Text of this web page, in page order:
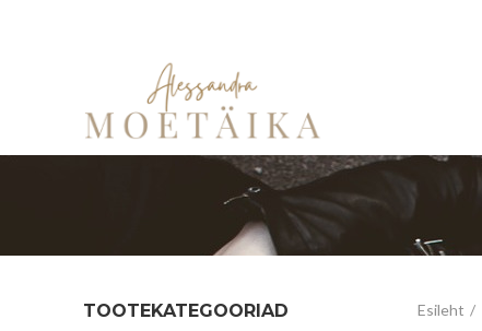
TOOTEKATEGOORIAD Esileht